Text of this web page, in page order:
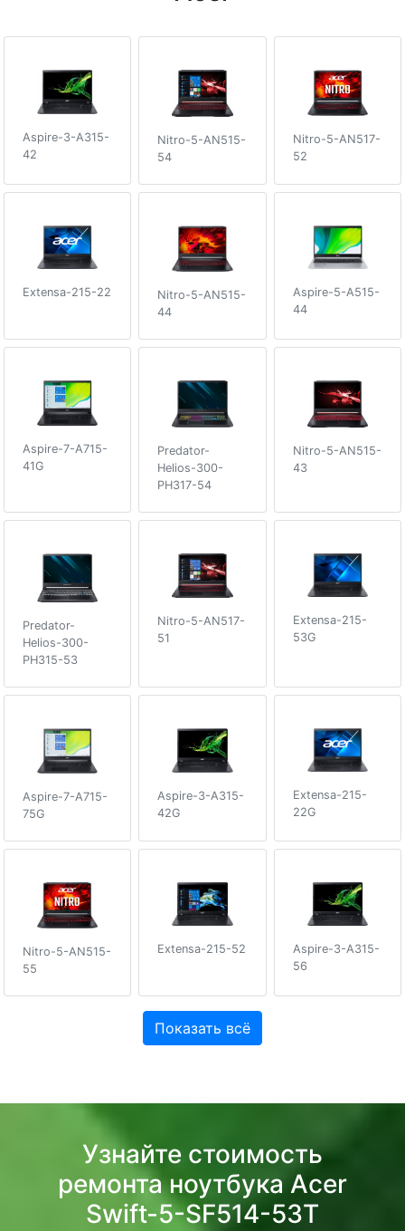
Aspire-3-A315-
42
Nitro-5-AN515-
54
Nitro-5-AN517-
52
Extensa-215-22
Nitro-5-AN515-
44
Aspire-5-A515-
44
Aspire-7-A715-
41G
Predator-
Helios-300-
PH317-54
Nitro-5-AN515-
43
Predator-
Helios-300-
PH315-53
Nitro-5-AN517-
51
Extensa-215-
53G
Aspire-7-A715-
75G
Aspire-3-A315-
42G
Extensa-215-
22G
Nitro-5-AN515-
55
Extensa-215-52
Aspire-3-A315-
56
Показать всё
Узнайте стоимость
ремонта ноутбука Acer
Swift-5-SF514-53T